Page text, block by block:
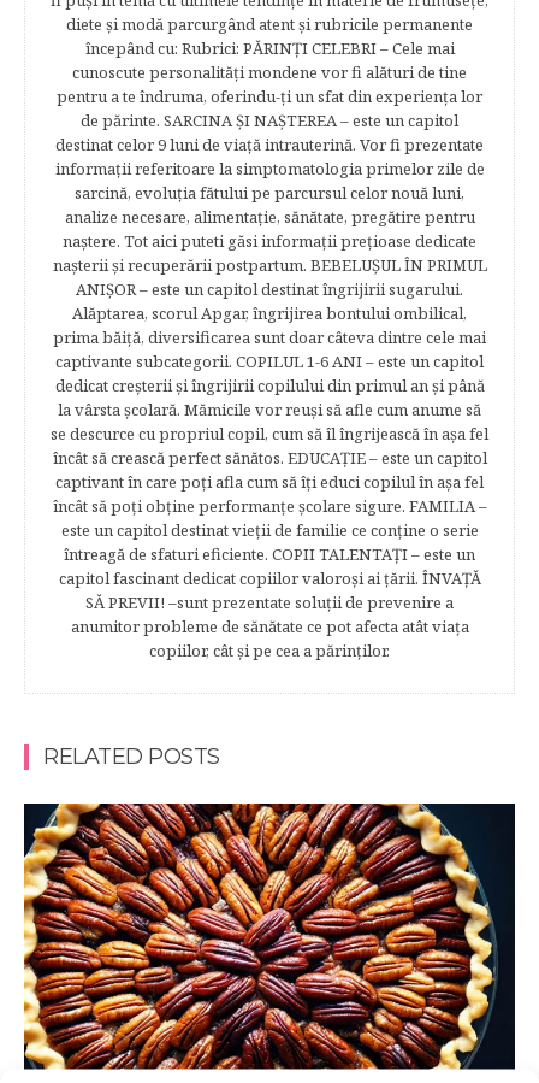
diete şi modă parcurgând atent şi rubricile permanente
începând cu: Rubrici: PĂRINŢI CELEBRI – Cele mai
cunoscute personalităţi mondene vor fi alături de tine
pentru a te îndruma, oferindu-ţi un sfat din experienţa lor
de părinte. SARCINA ŞI NAŞTEREA – este un capitol
destinat celor 9 luni de viaţă intrauterină. Vor fi prezentate
informaţii referitoare la simptomatologia primelor zile de
sarcină, evoluţia fătului pe parcursul celor nouă luni,
analize necesare, alimentaţie, sănătate, pregătire pentru
naştere. Tot aici puteti găsi informaţii preţioase dedicate
naşterii şi recuperării postpartum. BEBELUŞUL ÎN PRIMUL
ANIŞOR – este un capitol destinat îngrijirii sugarului.
Alăptarea, scorul Apgar, îngrijirea bontului ombilical,
prima băiţă, diversificarea sunt doar câteva dintre cele mai
captivante subcategorii. COPILUL 1-6 ANI – este un capitol
dedicat creşterii şi îngrijirii copilului din primul an şi până
la vârsta şcolară. Mămicile vor reuşi să afle cum anume să
se descurce cu propriul copil, cum să îl îngrijească în aşa fel
încât să crească perfect sănătos. EDUCAŢIE – este un capitol
captivant în care poţi afla cum să îţi educi copilul în aşa fel
încât să poţi obţine performanţe şcolare sigure. FAMILIA –
este un capitol destinat vieţii de familie ce conţine o serie
întreagă de sfaturi eficiente. COPII TALENTAŢI – este un
capitol fascinant dedicat copiilor valoroși ai țării. ÎNVAŢĂ
SĂ PREVII! –sunt prezentate soluţii de prevenire a
anumitor probleme de sănătate ce pot afecta atât viaţa
copiilor, cât şi pe cea a părinţilor.
RELATED POSTS